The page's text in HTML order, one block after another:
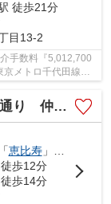
徒歩21分
目13-2
手数料『5,012,700
京メトロ千代田線
現金プレゼント中
恵比寿」駅 徒歩13分
歩12分
徒歩14分